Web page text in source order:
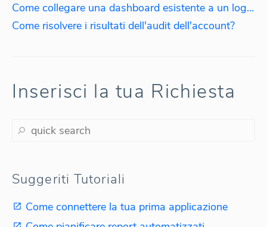
Come collegare una dashboard esistente a un login diverso?
Come risolvere i risultati dell'audit dell'account?
Inserisci la tua Richiesta
Suggeriti Tutoriali
Come connettere la tua prima applicazione